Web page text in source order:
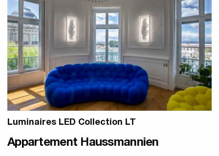
Luminaires LED Collection LT
Appartement Haussmannien